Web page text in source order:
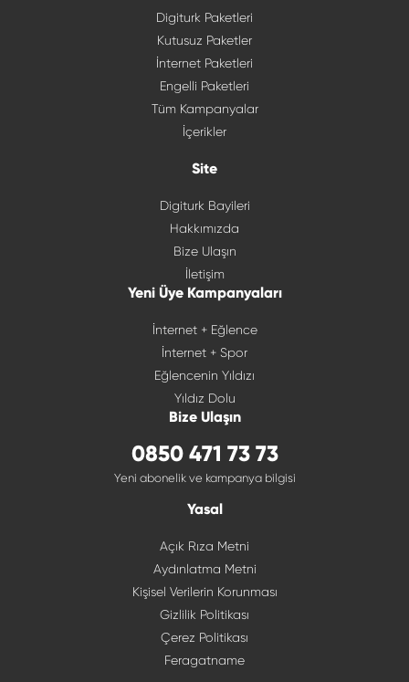
Digiturk Paketleri
Kutusuz Paketler
İnternet Paketleri
Engelli Paketleri
Tüm Kampanyalar
İçerikler
Site
Digiturk Bayileri
Hakkımızda
Bize Ulaşın
İletişim
Yeni Üye Kampanyaları
İnternet + Eğlence
İnternet + Spor
Eğlencenin Yıldızı
Yıldız Dolu
Bize Ulaşın
0850 471 73 73
Yeni abonelik ve kampanya bilgisi
Yasal
Açık Rıza Metni
Aydınlatma Metni
Kişisel Verilerin Korunması
Gizlilik Politikası
Çerez Politikası
Feragatname